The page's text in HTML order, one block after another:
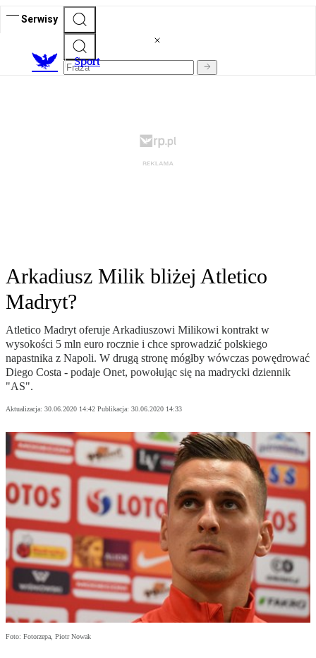
Serwisy
Sport
Arkadiusz Milik bliżej Atletico
Madryt?
Atletico Madryt oferuje Arkadiuszowi Milikowi kontrakt w
wysokości 5 mln euro rocznie i chce sprowadzić polskiego
napastnika z Napoli. W drugą stronę mógłby wówczas powędrować
Diego Costa - podaje Onet, powołując się na madrycki dziennik
"AS".
Aktualizacja: 30.06.2020 14:42 Publikacja: 30.06.2020 14:33
Foto: Fotorzepa, Piotr Nowak